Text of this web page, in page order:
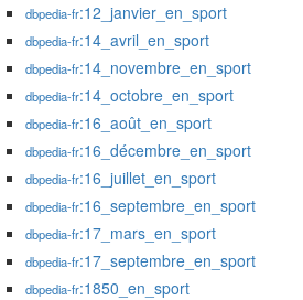
dbpedia-fr:12_janvier_en_sport
dbpedia-fr:14_avril_en_sport
dbpedia-fr:14_novembre_en_sport
dbpedia-fr:14_octobre_en_sport
dbpedia-fr:16_août_en_sport
dbpedia-fr:16_décembre_en_sport
dbpedia-fr:16_juillet_en_sport
dbpedia-fr:16_septembre_en_sport
dbpedia-fr:17_mars_en_sport
dbpedia-fr:17_septembre_en_sport
dbpedia-fr:1850_en_sport